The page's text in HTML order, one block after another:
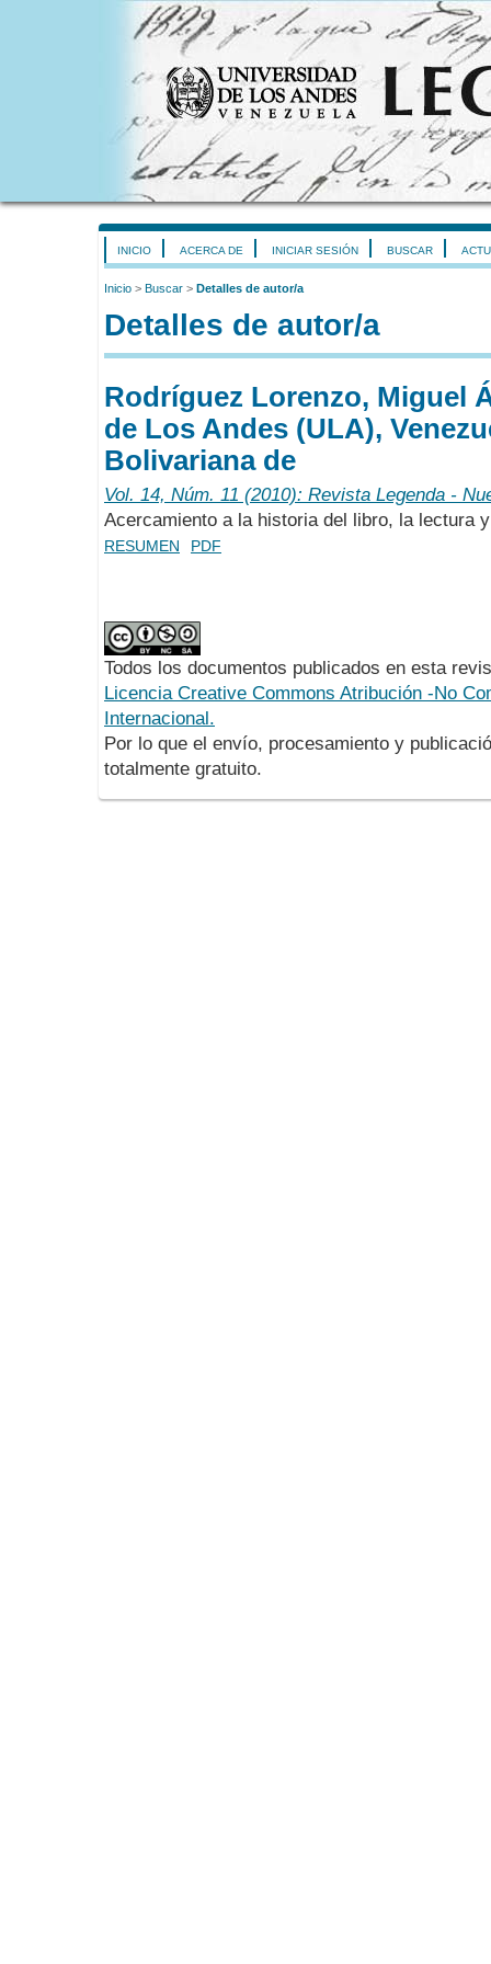
INICIO ACERCA DE INICIAR SESIÓN BUSCAR
Inicio > Buscar > Detalles de autor/a
Detalles de autor/a
Rodríguez Lorenzo, Miguel
de Los Andes (ULA),
Bolivariana de
Vol. 14, Núm. 11 (2010): Revista Legenda -
Acercamiento a la historia del libro, la lectura
RESUMEN PDF
Todos los documentos publicados en esta
Licencia Creative Commons Atribución -No
Internacional.
Por lo que el envío, procesamiento y
totalmente gratuito.